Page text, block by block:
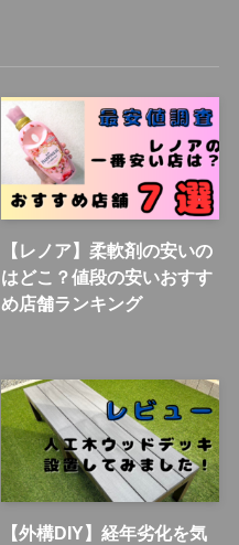
【レノア】柔軟剤の安いの
はどこ？値段の安いおすす
め店舗ランキング
【外構DIY】経年劣化を気